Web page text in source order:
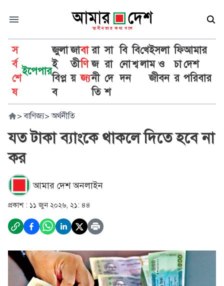
স
র্ব
শে
ষ
ইপেপার
জুলা
ই
বিপ্ল
ব
জা
তী
য়
বা
ণি
জ্য
রা
জ
নী
তি
সা
রা
দে
শ
বি
নো
দন
বি
শ্ব
খে
লা
ইসলা
ম ও
জীবন
ফি
চা
র
আমার
দেশ
পরিবার
> বাণিজ্য> অর্থনীতি
যত টাকা ব্যাংকে থাকলে দিতে হবে না
কর
আমার দেশ অনলাইন
প্রকাশ : ১১ জুন ২০২৬, ২১: ৪৪